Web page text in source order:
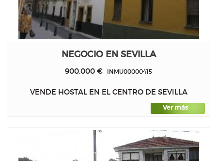
NEGOCIO EN SEVILLA
900.000 € INMU00000415
VENDE HOSTAL EN EL CENTRO DE SEVILLA
Ver más